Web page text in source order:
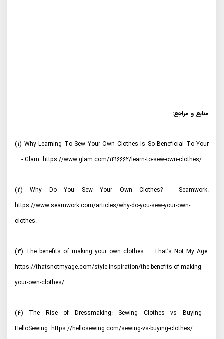
منابع و مراجع:
(1) Why Learning To Sew Your Own Clothes Is So Beneficial To Your
... - Glam. https://www.glam.com/1416662/learn-to-sew-own-clothes/.
(2) Why Do You Sew Your Own Clothes? - Seamwork.
https://www.seamwork.com/articles/why-do-you-sew-your-own-
clothes.
(3) The benefits of making your own clothes — That’s Not My Age.
https://thatsnotmyage.com/style-inspiration/the-benefits-of-making-
your-own-clothes/.
(4) The Rise of Dressmaking: Sewing Clothes vs Buying -
HelloSewing. https://hellosewing.com/sewing-vs-buying-clothes/.